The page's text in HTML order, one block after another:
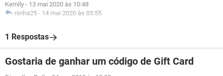
Kemily - 13 mai 2020 às 10:48
ninha25 - 14 mai 2020 às 03:55
1 Respostas
Gostaria de ganhar um código de Gift Card